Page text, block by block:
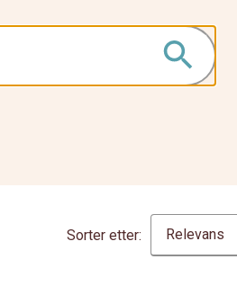
Sorter etter: